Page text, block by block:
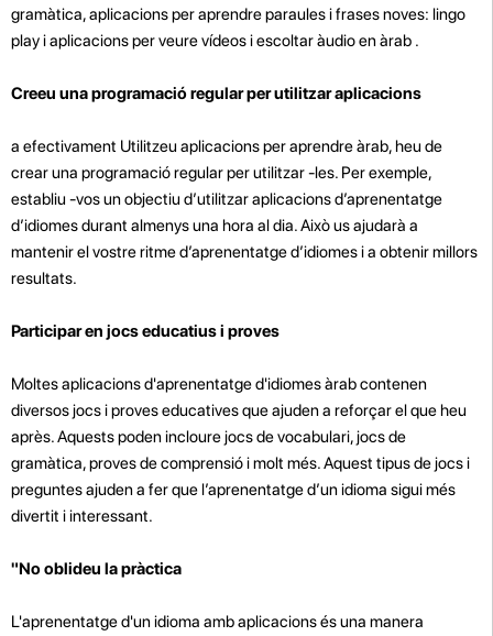
gramàtica, aplicacions per aprendre paraules i frases noves: lingo
play i aplicacions per veure vídeos i escoltar àudio en àrab .
Creeu una programació regular per utilitzar aplicacions
a efectivament Utilitzeu aplicacions per aprendre àrab, heu de
crear una programació regular per utilitzar -les. Per exemple,
establiu -vos un objectiu d’utilitzar aplicacions d’aprenentatge
d’idiomes durant almenys una hora al dia. Això us ajudarà a
mantenir el vostre ritme d’aprenentatge d’idiomes i a obtenir millors
resultats.
Participar en jocs educatius i proves
Moltes aplicacions d'aprenentatge d'idiomes àrab contenen
diversos jocs i proves educatives que ajuden a reforçar el que heu
après. Aquests poden incloure jocs de vocabulari, jocs de
gramàtica, proves de comprensió i molt més. Aquest tipus de jocs i
preguntes ajuden a fer que l’aprenentatge d’un idioma sigui més
divertit i interessant.
"No oblideu la pràctica
L'aprenentatge d'un idioma amb aplicacions és una manera